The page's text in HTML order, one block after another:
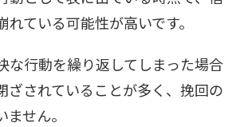
ている可能性が高いです。
な行動を繰り返してしまった場合
ざされていることが多く、挽回の
せん。